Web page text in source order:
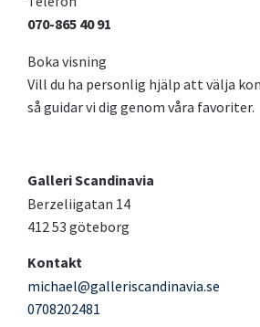
070-865 40 91
Boka visning
Vill du ha personlig hjälp att välja
så guidar vi dig genom våra favoriter.
Galleri Scandinavia
Berzeliigatan 14
412 53 göteborg
Kontakt
michael@galleriscandinavia.se
0708202481